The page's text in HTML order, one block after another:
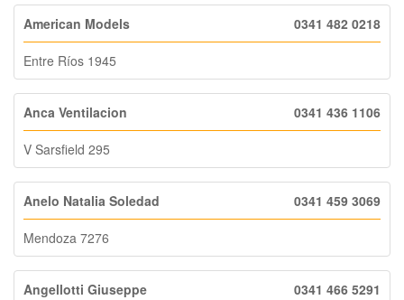
American Models 0341 482 0218
Entre Ríos 1945
Anca Ventilacion 0341 436 1106
V Sarsfield 295
Anelo Natalia Soledad 0341 459 3069
Mendoza 7276
Angellotti Giuseppe 0341 466 5291